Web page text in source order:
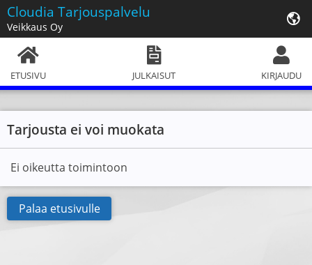
Cloudia Tarjouspalvelu
Veikkaus Oy
ETUSIVU JULKAISUT KIRJAUDU
Tarjousta ei voi muokata
Ei oikeutta toimintoon
Palaa etusivulle